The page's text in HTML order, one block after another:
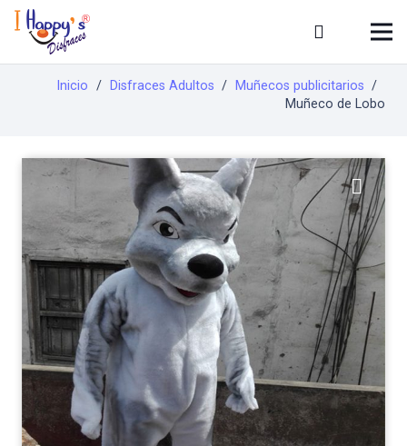
Inicio / Disfraces Adultos / Muñecos publicitarios /
Muñeco de Lobo